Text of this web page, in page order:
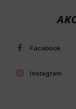
Facebook
Instagram